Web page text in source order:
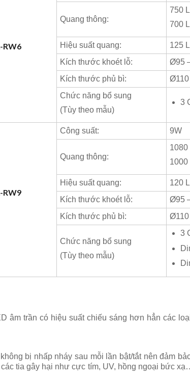
RW6
Quang thông:
750
700
Hiệu suất quang:
125
Kích thước khoét lỗ:
Ø95
Kích thước phủ bì:
Ø110
Chức năng bổ sung
(Tùy theo mẫu)
3
RW9
Công suất: 9W
Quang thông:
1080
1000
Hiệu suất quang:
120
Kích thước khoét lỗ:
Ø95
Kích thước phủ bì:
Ø110
Chức năng bổ sung
(Tùy theo mẫu)
3
âm trần có hiệu suất chiếu sáng hơn hẳn các
bị nhấp nháy sau mỗi lần bật/tắt nên đảm
tia gây hại như cực tím, UV, hồng ngoại bức